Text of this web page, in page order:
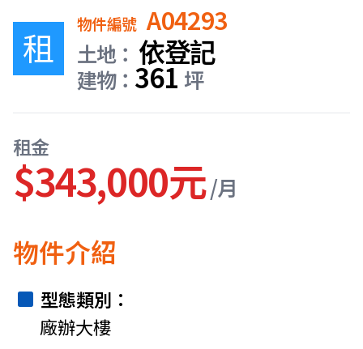
租
物件編號 A04293
土地： 依登記
建物： 361 坪
租金
$343,000元 /月
物件介紹
型態類別
廠辦大樓